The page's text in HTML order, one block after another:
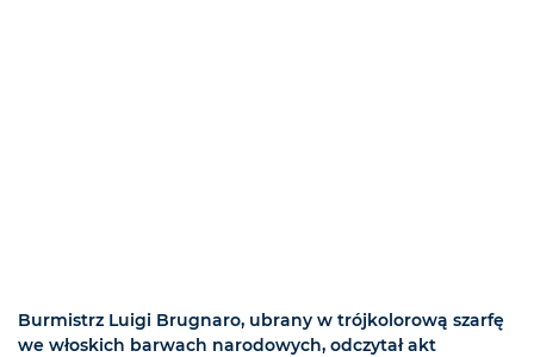
Burmistrz Luigi Brugnaro, ubrany w trójkolorową szarfę
we włoskich barwach narodowych, odczytał akt